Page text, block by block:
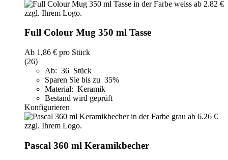
Full Colour Mug 350 ml Tasse
Ab 1,86 € pro Stück
(26)
Ab: 36 Stück
Sparen Sie bis zu 35%
Material: Keramik
Bestand wird geprüft
Konfigurieren
Pascal 360 ml Keramikbecher